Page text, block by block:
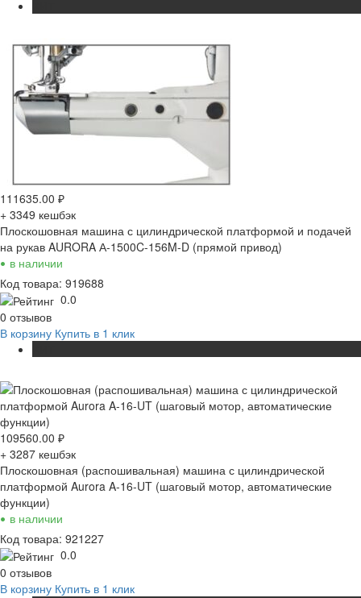
111635.00 ₽
+ 3349 кешбэк
Плоскошовная машина с цилиндрической платформой и подачей
на рукав AURORA А-1500C-156M-D (прямой привод)
• в наличии
Код товара: 919688
0.0
0 отзывов
В корзину Купить в 1 клик
109560.00 ₽
+ 3287 кешбэк
Плоскошовная (распошивальная) машина с цилиндрической
платформой Aurora A-16-UT (шаговый мотор, автоматические
функции)
• в наличии
Код товара: 921227
0.0
0 отзывов
В корзину Купить в 1 клик